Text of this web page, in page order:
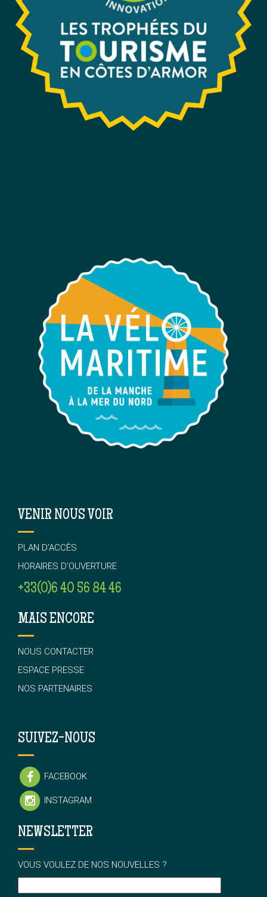
VENIR NOUS VOIR
PLAN D’ACCÈS
HORAIRES D’OUVERTURE
+33(0)6 40 56 84 46
MAIS ENCORE
NOUS CONTACTER
ESPACE PRESSE
NOS PARTENAIRES
SUIVEZ-NOUS
FACEBOOK
INSTAGRAM
NEWSLETTER
VOUS VOULEZ DE NOS NOUVELLES ?